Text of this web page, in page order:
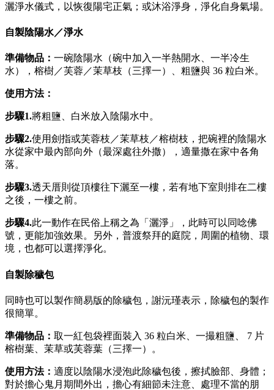
灑淨水儀式，以恢復陽宅正氣；或沐浴淨身，淨化自身氣場。
自製陰陽水／淨水
準備物品： 一碗陰陽水（碗中加入一半熱開水、一半冷生
水），榕樹／芙蓉／茉草枝（三擇一）、粗鹽與 36 粒白米。
使用方法：
步驟1.將粗鹽、白米放入陰陽水中。
步驟2.使用劍指或芙蓉枝／茉草枝／榕樹枝，把碗裡的陰陽水
水從家中最內部向外（最深處往外撒），適量撒在家中各角
落。
步驟3.透天厝則從頂樓往下灑至一樓，若有地下室則排在二樓
之後，一樓之前。
步驟4.此一動作在民俗上稱之為「灑淨」，此時可以同唸佛
號，更能加強效果。另外，普渡祭拜的庭院，周圍的植物、環
境，也都可以選擇淨化。
自製除穢包
同時也可以製作簡易版的除穢包，謝沅瑾表示，除穢包的製作
很簡單。
準備物品： 取一紅包袋裡面裝入 36 粒白米、一撮粗鹽、 7 片
榕樹葉、茉草或芙蓉葉（三擇一）。
使用方法： 適度以陰陽水浸泡此除穢包後，擦拭臉部、身體；
對於擔心鬼月期間外出，擔心有細節未注意、處理不當的朋